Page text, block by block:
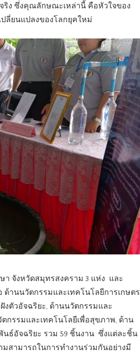
ริง ซึ่งคุณลักษณะเหล่านี้ คือหัวใจของ
ลี่ยนแปลงของโลกยุคใหม่
จังหวัดสมุทรสงคราม 3 แห่ง และ
ด้านนวัตกรรมและเทคโนโลยีการเกษตร
ตัวอัจฉริยะ, ด้านนวัตกรรมและ
กรรมและเทคโนโลยีเพื่อสุขภาพ, ด้าน
ธ์อัจฉริยะ รวม 59 ชิ้นงาน ซึ่งแต่ละชิ้น
สามารถในการทำงานร่วมกันอย่างมี